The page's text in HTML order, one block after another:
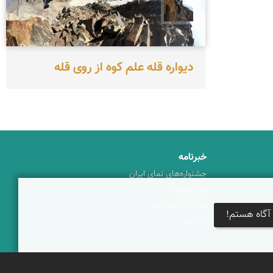
فرهاد شيران
دیواره قله علم كوه از روى قله
خبرنامه
جشنواره‌های نمای ایران
آگاه هستم!